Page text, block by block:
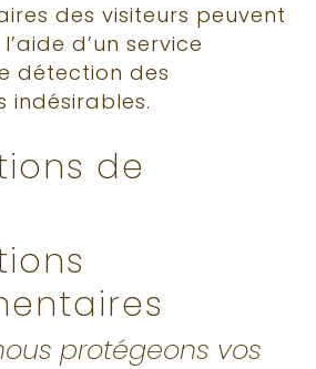
des visiteurs peuvent
d’un service
détection des
indésirables.
de
protégeons vos